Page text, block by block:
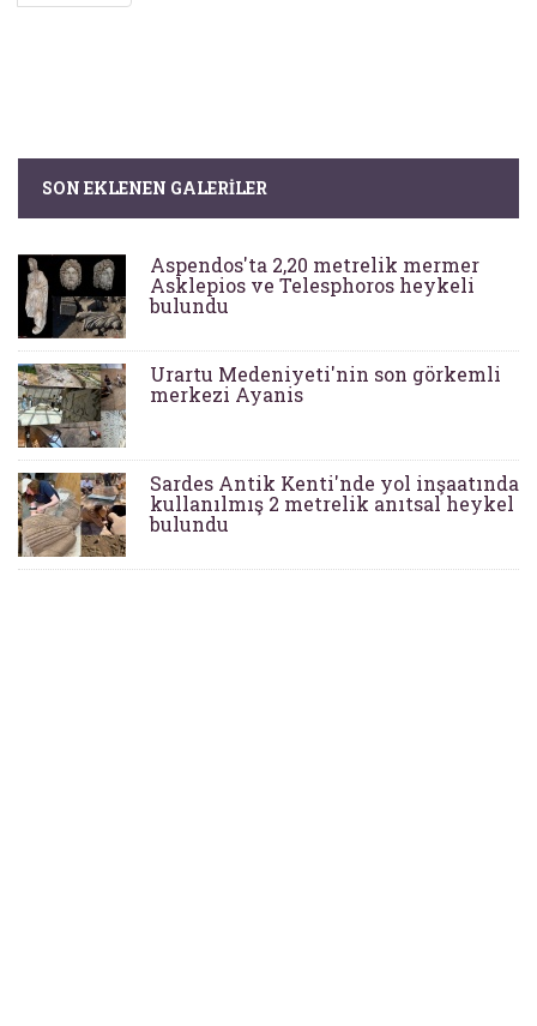
SON EKLENEN GALERILER
Aspendos'ta 2,20 metrelik mermer
Asklepios ve Telesphoros heykeli
bulundu
Urartu Medeniyeti'nin son görkemli
merkezi Ayanis
Sardes Antik Kenti'nde yol inşaatında
kullanılmış 2 metrelik anıtsal heykel
bulundu